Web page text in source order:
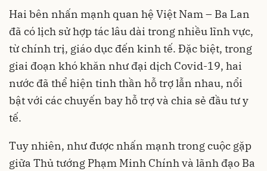
Hai bên nhấn mạnh quan hệ Việt Nam – Ba Lan
đã có lịch sử hợp tác lâu dài trong nhiều lĩnh vực,
từ chính trị, giáo dục đến kinh tế. Đặc biệt, trong
giai đoạn khó khăn như đại dịch Covid-19, hai
nước đã thể hiện tinh thần hỗ trợ lẫn nhau, nổi
bật với các chuyến bay hỗ trợ và chia sẻ đầu tư y
tế.
Tuy nhiên, như được nhấn mạnh trong cuộc gặp
giữa Thủ tướng Phạm Minh Chính và lãnh đạo Ba